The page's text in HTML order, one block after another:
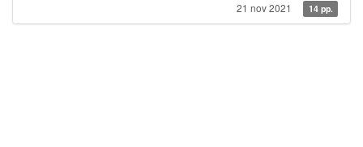
21 nov 2021 14 pp.